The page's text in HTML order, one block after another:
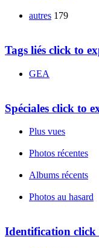
autres 179
Tags liés click to
GEA
Spéciales click to
Plus vues
Photos récentes
Albums récents
Photos au hasard
Identification click